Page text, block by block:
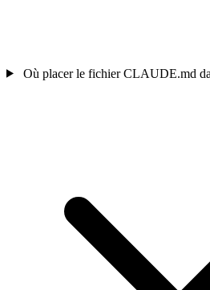
Où placer le fichier CLAUDE.md